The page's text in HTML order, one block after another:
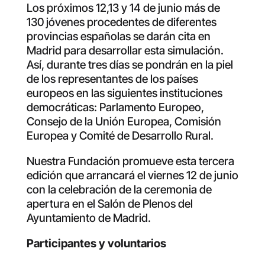
Los próximos 12,13 y 14 de junio más de
130 jóvenes procedentes de diferentes
provincias españolas se darán cita en
Madrid para desarrollar esta simulación.
Así, durante tres días se pondrán en la piel
de los representantes de los países
europeos en las siguientes instituciones
democráticas: Parlamento Europeo,
Consejo de la Unión Europea, Comisión
Europea y Comité de Desarrollo Rural.
Nuestra Fundación promueve esta tercera
edición que arrancará el viernes 12 de junio
con la celebración de la ceremonia de
apertura en el Salón de Plenos del
Ayuntamiento de Madrid.
Participantes y voluntarios